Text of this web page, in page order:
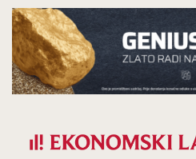
Prijeđi
na
sadržaj